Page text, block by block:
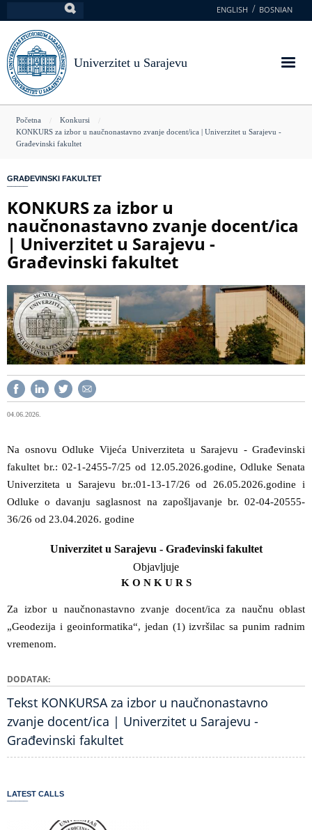
na
glavni
sadržaj
ENGLISH BOSNIAN
Univerzitet u Sarajevu
You
are
Početna
Konkursi
KONKURS za izbor u naučnonastavno zvanje docent/ica | Univerzitet u Sarajevu -
Građevinski fakultet
GRAĐEVINSKI FAKULTET
KONKURS za izbor u
naučnonastavno zvanje docent/ica
| Univerzitet u Sarajevu -
Građevinski fakultet
04.06.2026.
Na osnovu Odluke Vijeća Univerziteta u Sarajevu - Građevinski
fakultet br.: 02-1-2455-7/25 od 12.05.2026.godine, Odluke Senata
Univerziteta u Sarajevu br.:01-13-17/26 od 26.05.2026.godine i
Odluke o davanju saglasnost na zapošljavanje br. 02-04-20555-
36/26 od 23.04.2026. godine
Univerzitet u Sarajevu - Građevinski fakultet
Objavljuje
K O N K U R S
Za izbor u naučnonastavno zvanje docent/ica za naučnu oblast
„Geodezija i geoinformatika“, jedan (1) izvršilac sa punim radnim
vremenom.
DODATAK
Tekst KONKURSA za izbor u naučnonastavno
zvanje docent/ica | Univerzitet u Sarajevu -
Građevinski fakultet
LATEST CALLS